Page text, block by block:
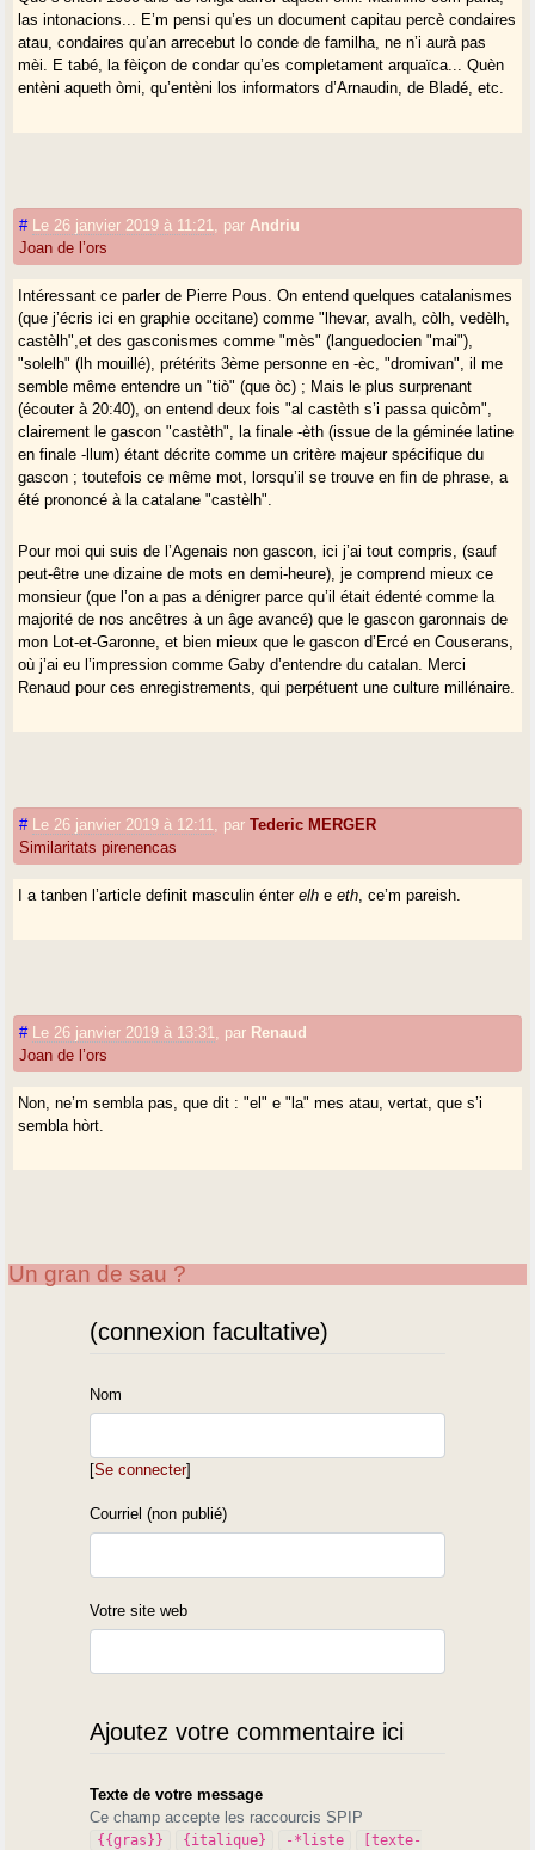
las intonacions... E’m pensi qu’es un document capitau percè condaires
atau, condaires qu’an arrecebut lo conde de familha, ne n’i aurà pas
mèi. E tabé, la fèiçon de condar qu’es completament arquaïca... Quèn
entèni aqueth òmi, qu’entèni los informators d’Arnaudin, de Bladé, etc.
# Le 26 janvier 2019 à 11:21 par Andriu
Joan de l’ors
Intéressant ce parler de Pierre Pous. On entend quelques catalanismes
(que j’écris ici en graphie occitane) comme "lhevar, avalh, còlh, vedèlh,
castèlh",et des gasconismes comme "mès" (languedocien "mai"),
"solelh" (lh mouillé), prétérits 3ème personne en -èc, "dromivan", il me
semble même entendre un "tiò" (que òc) ; Mais le plus surprenant
(écouter à 20:40), on entend deux fois "al castèth s’i passa quicòm",
clairement le gascon "castèth", la finale -èth (issue de la géminée latine
en finale -llum) étant décrite comme un critère majeur spécifique du
gascon ; toutefois ce même mot, lorsqu’il se trouve en fin de phrase, a
été prononcé à la catalane "castèlh".
Pour moi qui suis de l’Agenais non gascon, ici j’ai tout compris, (sauf
peut-être une dizaine de mots en demi-heure), je comprend mieux ce
monsieur (que l’on a pas a dénigrer parce qu’il était édenté comme la
majorité de nos ancêtres à un âge avancé) que le gascon garonnais de
mon Lot-et-Garonne, et bien mieux que le gascon d’Ercé en Couserans,
où j’ai eu l’impression comme Gaby d’entendre du catalan. Merci
Renaud pour ces enregistrements, qui perpétuent une culture millénaire.
# Le 26 janvier 2019 à 12:11 parTederic MERGER
Similaritats pirenencas
I a tanben l’article definit masculin énterelh eeth , ce’m pareish.
# Le 26 janvier 2019 à 13:31 par Renaud
Joan de l’ors
Non, ne’m sembla pas, que dit : "el" e "la" mes atau, vertat, que s’i
sembla hòrt.
Un gran de sau ?
(connexion facultative)
Nom
[Se connecter]
Courriel (non publié)
Votre site web
Ajoutez votre commentaire ici
Texte de votre message
Ce champ accepte les raccourcis SPIP
{{gras}} {italique} -*liste
[texte-